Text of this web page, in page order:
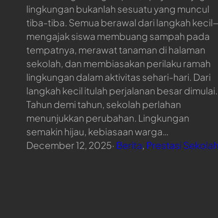
lingkungan bukanlah sesuatu yang muncul
tiba-tiba. Semua berawal dari langkah
mengajak siswa membuang sampah pada
tempatnya, merawat tanaman di halaman
sekolah, dan membiasakan perilaku ramah
lingkungan dalam aktivitas sehari-hari. Dari
langkah kecil itulah perjalanan besar dimulai.
Tahun demi tahun, sekolah perlahan
menunjukkan perubahan. Lingkungan
semakin hijau, kebiasaan warga…
December 12, 2025· Berita Prestasi Sekolah